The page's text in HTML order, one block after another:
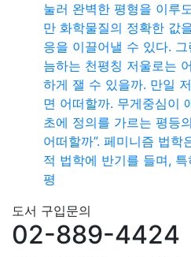
눌러 완벽한 평형을 이루
만 화학물질의 정확한 값
응을 이끌어낼 수 있다.
늠하는 천평칭 저울로는
하게 잴 수 있을까. 만일
면 어떠할까. 무게중심이
초에 정의를 가르는 평등
어떠할까”. 페미니즘 법학
적 법학에 반기를 들며,
평
도서 구입문의
02-889-4424